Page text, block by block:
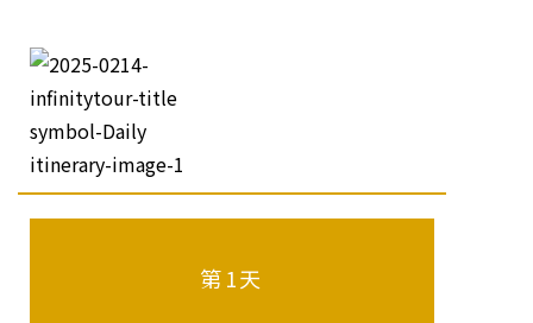
第1天